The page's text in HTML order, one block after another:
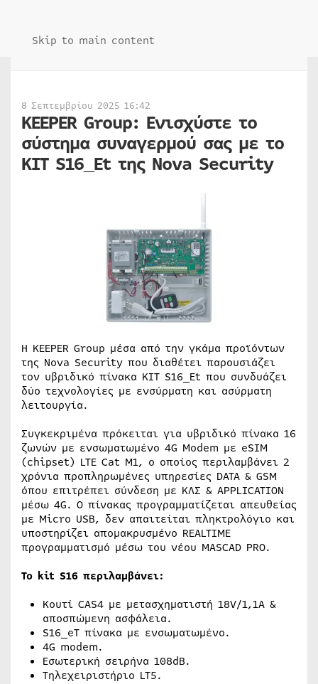
Skip to main content
8 Σεπτεμβρίου 2025 16:42
KEEPER Group: Ενισχύστε το
σύστημα συναγερμού σας με το
KIT S16_Et της Nova Security
Η KEEPER Group μέσα από την γκάμα προϊόντων
της Nova Security που διαθέτει παρουσιάζει
τον υβριδικό πίνακα KIT S16_Et που συνδυάζει
δύο τεχνολογίες με ενσύρματη και ασύρματη
λειτουργία.
Συγκεκριμένα πρόκειται για υβριδικό πίνακα 16
ζωνών με ενσωματωμένο 4G Modem με eSIM
(chipset) LTE Cat M1, ο οποίος περιλαμβάνει 2
χρόνια προπληρωμένες υπηρεσίες DATA & GSM
όπου επιτρέπει σύνδεση με ΚΛΣ & APPLICATION
μέσω 4G. Ο πίνακας προγραμματίζεται απευθείας
με Micro USB, δεν απαιτείται πληκτρολόγιο και
υποστηρίζει απομακρυσμένο REALTIME
προγραμματισμό μέσω του νέου MASCAD PRO.
Το kit S16 περιλαμβάνει:
Κουτί CAS4 με μετασχηματιστή 18V/1,1Α &
αποσπώμενη ασφάλεια.
S16_eT πίνακα με ενσωματωμένο.
4G modem.
Εσωτερική σειρήνα 108dB.
Τηλεχειριστήριο LT5.